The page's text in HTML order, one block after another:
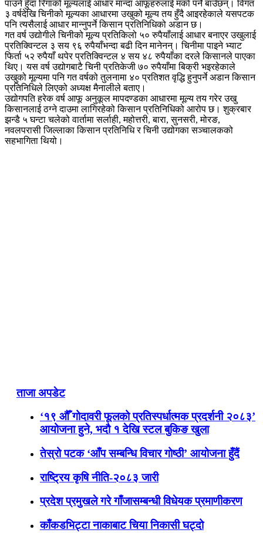
पाउने हुँदा रिगाको मूल्यलाई आधार मान्दा आफूहरुलाई मर्का पर्ने बाउँछन्। विगत
३ वर्षदेखि चिनीको मूल्यका आधारमा उखुको मूल्य तय हुँदै आइरहेकाले यसपटक
पनि त्यसैलाई आधार मान्नुपर्ने किसान प्रतिनिधिको अडान छ।
गत वर्ष उद्योगीले चिनीको मूल्य प्रतिकिलो ५० रुपैयाँलाई आधार बनाएर उखुलाई
प्रतिक्विन्टल ३ सय ९६ रुपैयाँभन्दा बढी दिन मानेनन्। चिनीमा पाइने भ्याट
फिर्ता ५२ रुपैयाँ थपेर प्रतिक्विन्टल ४ सय ४८ रुपैयाँका दरले किसानले पाएका
थिए। यस वर्ष उद्योगबाटै चिनी प्रतिकेजी ७० रुपैयाँमा बिक्री भइरहेकाले
उखुको मूल्यमा पनि गत वर्षको तुलनामा ४० प्रतिशत वृद्धि हुनुपर्ने अडान किसान
प्रतिनिधिले लिएको अध्यक्ष मैनालीले बताए।
उद्योगपति हरेक वर्ष आफू अनुकूल मापदण्डका आधारमा मूल्य तय गरेर उखु
किसानलाई ठग्ने दाउमा लागिरहेको किसान प्रतिनिधिको आरोप छ। शुक्रबार
झन्डै ५ घन्टा चलेको वार्तामा सर्लाही, महोत्तरी, बारा, सुनसरी, मोरङ,
नवलपरासी जिल्लाका किसान प्रतिनिधि र चिनी उद्योगका सञ्चालकको
सहभागिता थियो।
ताजा अपडेट
‘१९ औँ गोदावरी फूलको प्रतिस्पर्धात्मक प्रदर्शनी २०८३’
आयोजना हुने, भदौ १ देखि स्टल बुकिङ खुला
तेस्रो पटक ‘आँप सम्बन्धि विचार गोष्ठी’ आयोजना हुँदैं
राष्ट्रिय कृषि नीति-२०८३ जारी
प्रदेश प्रमुखले गरे गाँजासम्बन्धी विधेयक प्रमाणीकरण
काँकडभिट्टा नाकाबाट चिया निकासी घट्दो